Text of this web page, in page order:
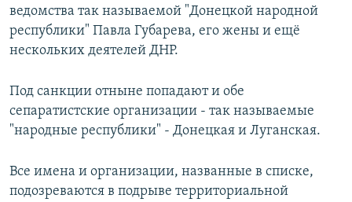
ведомства так называемой "Донецкой народной
республики" Павла Губарева, его жены и ещё
нескольких деятелей ДНР.
Под санкции отныне попадают и обе
сепаратистские организации - так называемые
"народные республики" - Донецкая и Луганская.
Все имена и организации, названные в списке,
подозреваются в подрыве территориальной